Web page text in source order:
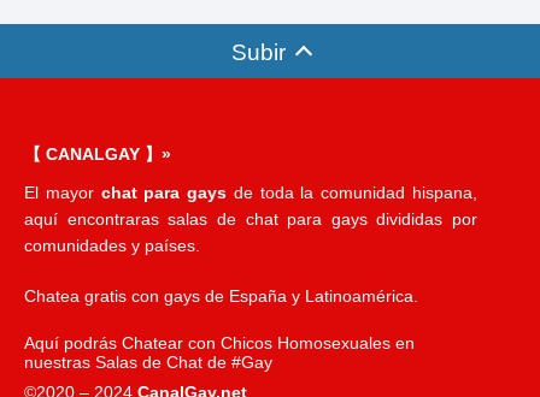
Subir
【 CANALGAY 】»
El mayor chat para gays de toda la comunidad hispana,
aquí encontraras salas de chat para gays divididas por
comunidades y países.
Chatea gratis con gays de España y Latinoamérica.
Aquí podrás Chatear con Chicos Homosexuales en
nuestras Salas de Chat de #Gay
©2020 – 2024 CanalGay.net